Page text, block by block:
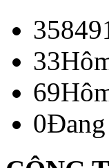
33
69
0